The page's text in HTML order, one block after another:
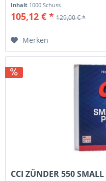
Inhalt 1000 Schuss
105,12 € * 129,00 € *
Merken
CCI ZÜNDER 550